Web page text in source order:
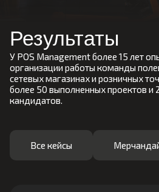
Результаты
У POS Management более 15 лет
организации работы команды
сетевых магазинах и розничных
более 50 выполненных проектов и
кандидатов.
Все кейсы